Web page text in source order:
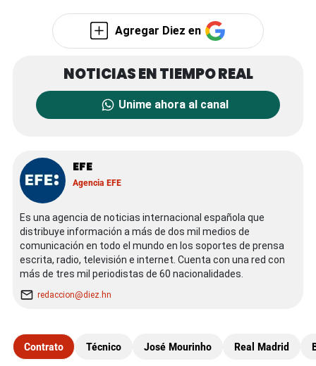
Agregar Diez en
Unime ahora al canal
EFE
Agencia EFE
Es una agencia de noticias internacional española que
distribuye información a más de dos mil medios de
comunicación en todo el mundo en los soportes de prensa
escrita, radio, televisión e internet. Cuenta con una red con
más de tres mil periodistas de 60 nacionalidades.
redaccion@diez.hn
Contrato Técnico José Mourinho Real Madrid